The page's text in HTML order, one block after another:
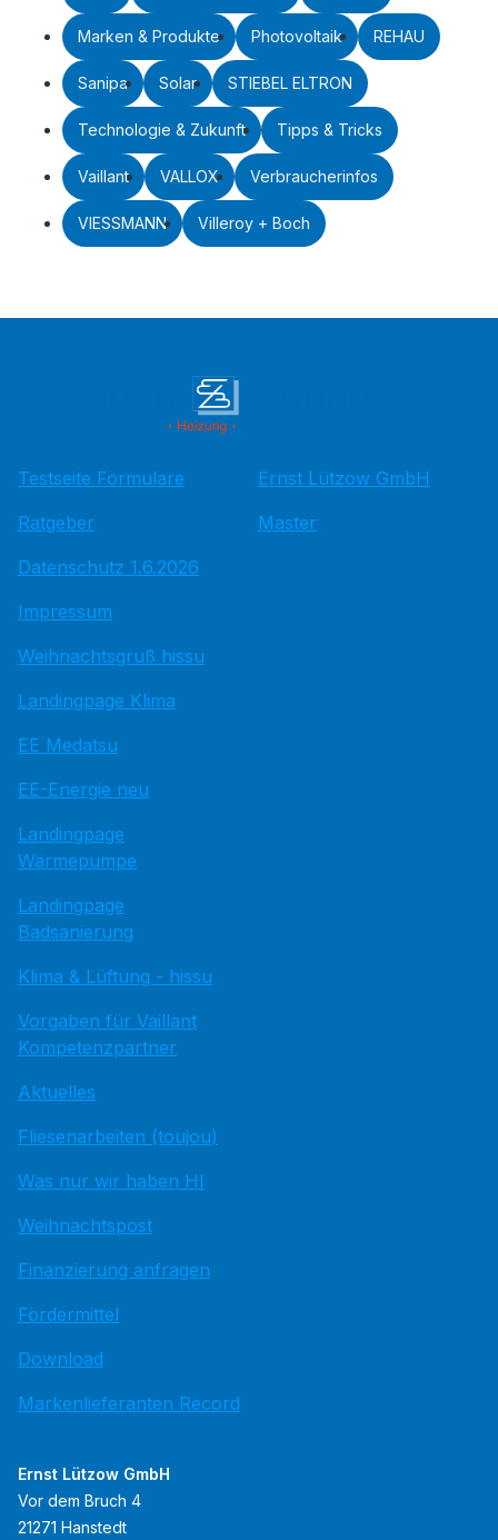
Marken & Produkte Photovoltaik REHAU
Sanipa Solar STIEBEL ELTRON
Technologie & Zukunft Tipps & Tricks
Vaillant VALLOX Verbraucherinfos
VIESSMANN Villeroy + Boch
Testseite Formulare
Ratgeber
Datenschutz 1.6.2026
Impressum
Weihnachtsgruß hissu
Landingpage Klima
EE Medatsu
EE-Energie neu
Landingpage
Wärmepumpe
Landingpage
Badsanierung
Klima & Lüftung - hissu
Vorgaben für Vaillant
Kompetenzpartner
Aktuelles
Fliesenarbeiten (toujou)
Was nur wir haben HI
Weihnachtspost
Finanzierung anfragen
Fördermittel
Download
Markenlieferanten Record
Ernst Lützow GmbH
Master
Ernst Lützow GmbH
Vor dem Bruch 4
21271 Hanstedt